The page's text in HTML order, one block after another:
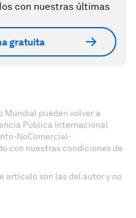
con nuestras últimas
gratuita
Mundial pueden volver a
Pública Internacional
NoComercial-
con nuestras condiciones de
artículo son las del autor y no